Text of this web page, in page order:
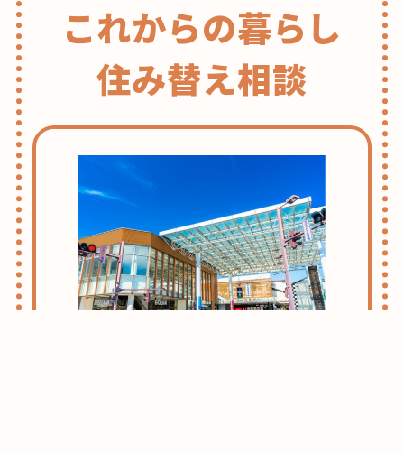
これからの暮らし
住み替え相談